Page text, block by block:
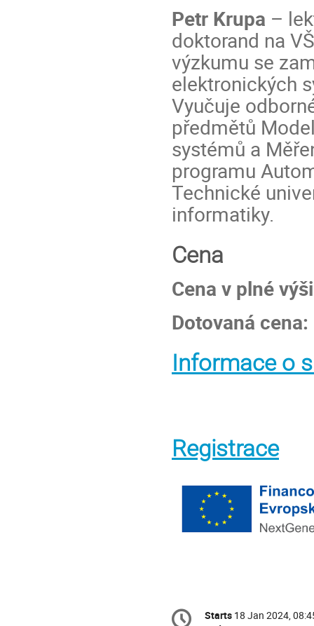
Petr Krupa –
doktorand na
výzkumu se
elektronických
Vyučuje
předmětů
systémů a
programu
Technické
informatiky.
Cena
Cena v plné
Dotovaná
Informace o
Registrace
Conference
Date/Time
Starts 18 Jan 2024,